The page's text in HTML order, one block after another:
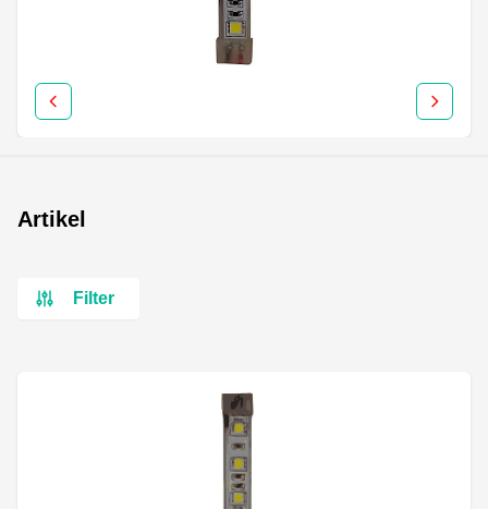
Artikel
Filter